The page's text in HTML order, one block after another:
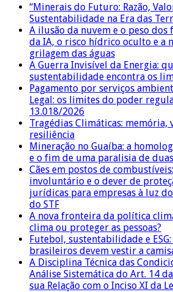
“Minerais do Futuro: Razão,
Sustentabilidade na Era das
A ilusão da nuvem e o peso dos
da IA, o risco hídrico oculto e a
grilagem das águas
A Guerra Invisível da Energia:
sustentabilidade encontra os
Pagamento por serviços
Legal: os limites do poder
13.018/2026
Tragédias Climáticas:
resiliência
Mineração no Guaíba: a
e o fim de uma paralisia de
Cães em postos de
involuntário e o dever de
jurídicas para empresas à luz
do STF
A nova fronteira da política
clima ou proteger as pessoas?
Futebol, sustentabilidade e
brasileiros devem vestir a
A Disciplina Técnica das
Análise Sistemática do Art. 14
sua Relação com o Inciso XI da